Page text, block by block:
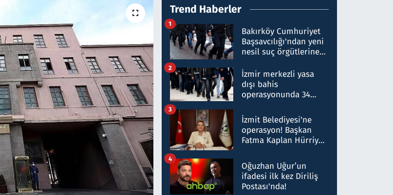
Trend Haberler
Bakırköy Cumhuriyet
Başsavcılığı'ndan yeni
nesil suç örgütlerine
hakkında gözaltı kararı
1
İzmir merkezli yasa
dışı bahis
operasyonunda 34
Milyar liralık para
trafiği tespit edildi
2
İzmit Belediyesi'ne
operasyon! Başkan
Fatma Kaplan Hürriyet
3
Oğuzhan Uğur’un
ifadesi ilk kez Diriliş
Postası'nda!
4